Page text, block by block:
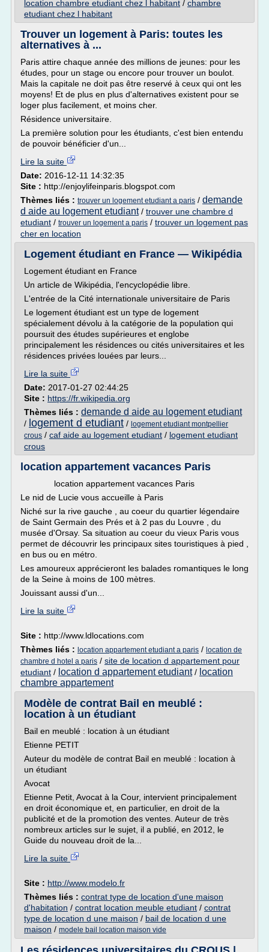
location chambre etudiant chez l habitant / chambre
etudiant chez l habitant
Trouver un logement à Paris: toutes les
alternatives à ...
Paris attire chaque année des millions de jeunes: pour les
études, pour un stage ou encore pour trouver un boulot.
Mais la capitale ne doit pas être reservé à ceux qui ont les
moyens! Et de plus en plus d'alternatives existent pour se
loger plus facilement, et moins cher.
Résidence universitaire.
La première solution pour les étudiants, c'est bien entendu
de pouvoir bénéficier d'un...
Lire la suite
Date: 2016-12-11 14:32:35
Site : http://enjoylifeinparis.blogspot.com
Thèmes liés : trouver un logement etudiant a paris / demande
d aide au logement etudiant/ trouver une chambre d
etudiant / trouver un logement a paris / trouver un logement pas
cher en location
Logement étudiant en France — Wikipédia
Logement étudiant en France
Un article de Wikipédia, l'encyclopédie libre.
L'entrée de la Cité internationale universitaire de Paris
Le logement étudiant est un type de logement
spécialement dévolu à la catégorie de la population qui
poursuit des études supérieures et englobe
principalement les résidences ou cités universitaires et les
résidences privées louées par leurs...
Lire la suite
Date: 2017-01-27 02:44:25
Site : https://fr.wikipedia.org
Thèmes liés : demande d aide au logement etudiant
/ logement d etudiant / logement etudiant montpellier
crous / caf aide au logement etudiant / logement etudiant
crous
location appartement vacances Paris
location appartement vacances Paris
Le nid de Lucie vous accueille à Paris
Niché sur la rive gauche , au coeur du quartier légendaire
de Saint Germain des Prés et à 2 pas du Louvre , du
musée d'Orsay. Sa situation au coeur du vieux Paris vous
permet de découvrir les principaux sites touristiques à pied ,
en bus ou en métro.
Les amoureux apprécieront les balades romantiques le long
de la Seine à moins de 100 mètres.
Jouissant aussi d'un...
Lire la suite
Site : http://www.ldlocations.com
Thèmes liés : location appartement etudiant a paris / location de
chambre d hotel a paris / site de location d appartement pour
etudiant / location d appartement etudiant/ location
chambre appartement
Modèle de contrat Bail en meublé :
location à un étudiant
Bail en meublé : location à un étudiant
Etienne PETIT
Auteur du modèle de contrat Bail en meublé : location à
un étudiant
Avocat
Etienne Petit, Avocat à la Cour, intervient principalement
en droit économique et, en particulier, en droit de la
publicité et de la promotion des ventes. Auteur de très
nombreux articles sur le sujet, il a publié, en 2012, le
Guide du nouveau droit de la...
Lire la suite
Site : http://www.modelo.fr
Thèmes liés : contrat type de location d'une maison
d'habitation / contrat location meuble etudiant / contrat
type de location d une maison / bail de location d une
maison / modele bail location maison vide